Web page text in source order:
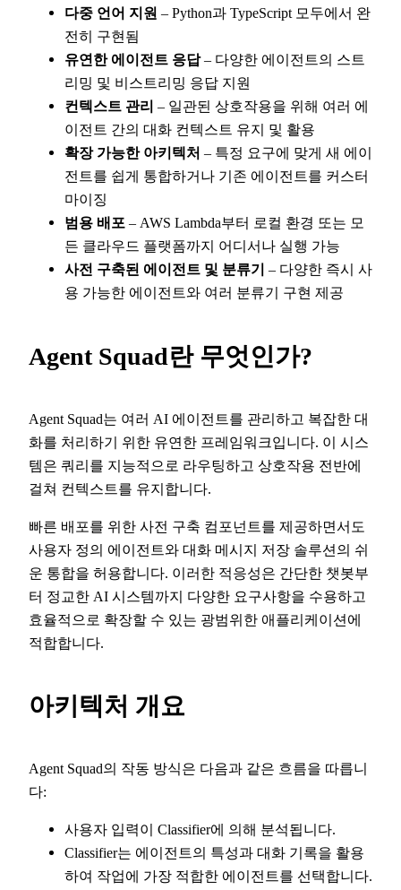
다중 언어 지원 – Python과 TypeScript 모두에서 완
전히 구현됨
유연한 에이전트 응답– 다양한 에이전트의 스트
리밍 및 비스트리밍 응답 지원
컨텍스트 관리 – 일관된 상호작용을 위해 여러 에
이전트 간의 대화 컨텍스트 유지 및 활용
확장 가능한 아키텍처 – 특정 요구에 맞게 새 에이
전트를 쉽게 통합하거나 기존 에이전트를 커스터
마이징
범용 배포 – AWS Lambda부터 로컬 환경 또는 모
든 클라우드 플랫폼까지 어디서나 실행 가능
사전 구축된 에이전트 및 분류기 – 다양한 즉시 사
용 가능한 에이전트와 여러 분류기 구현 제공
Agent Squad란 무엇인가?
Agent Squad는 여러 AI 에이전트를 관리하고 복잡한 대
화를 처리하기 위한 유연한 프레임워크입니다. 이 시스
템은 쿼리를 지능적으로 라우팅하고 상호작용 전반에
걸쳐 컨텍스트를 유지합니다.
빠른 배포를 위한 사전 구축 컴포넌트를 제공하면서도
사용자 정의 에이전트와 대화 메시지 저장 솔루션의 쉬
운 통합을 허용합니다. 이러한 적응성은 간단한 챗봇부
터 정교한 AI 시스템까지 다양한 요구사항을 수용하고
효율적으로 확장할 수 있는 광범위한 애플리케이션에
적합합니다.
아키텍처 개요
Agent Squad의 작동 방식은 다음과 같은 흐름을 따릅니
다:
사용자 입력이 Classifier에 의해 분석됩니다.
Classifier는 에이전트의 특성과 대화 기록을 활용
하여 작업에 가장 적합한 에이전트를 선택합니다.